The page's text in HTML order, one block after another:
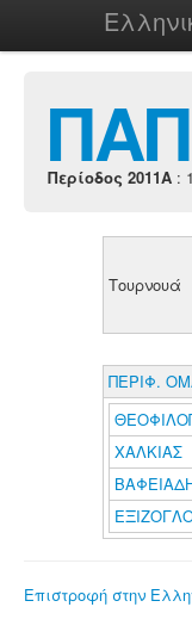
Περίοδος 2011A :
Τουρνουά
ΠΕΡΙΦ.
ΧΑΛΚΙΑΣ
Επιστροφή στην